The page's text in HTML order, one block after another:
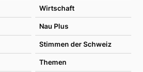
Wirtschaft
Nau Plus
Stimmen der Schweiz
Themen